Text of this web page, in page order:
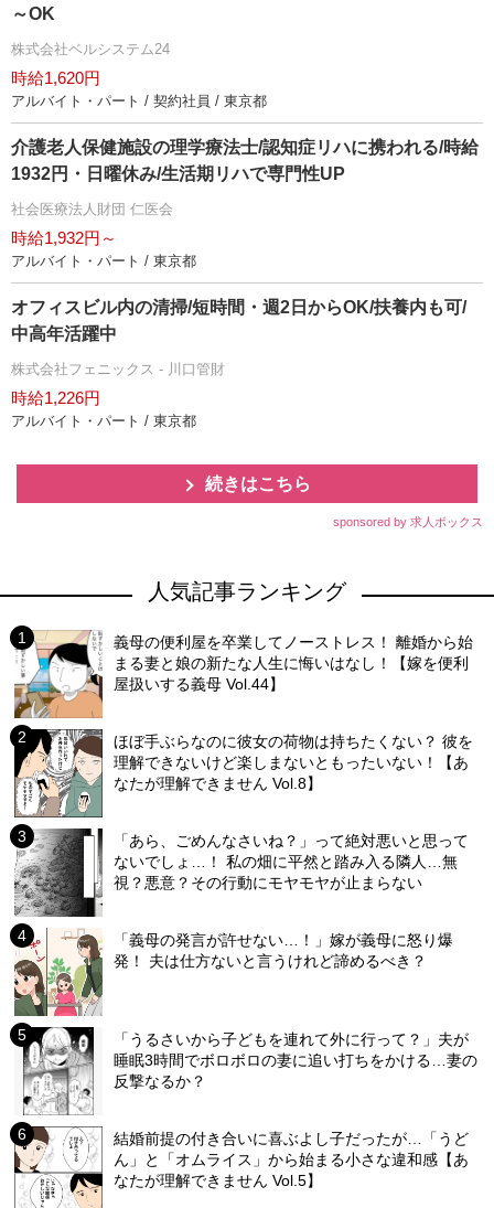
～OK
株式会社ベルシステム24
時給1,620円
アルバイト・パート / 契約社員 / 東京都
介護老人保健施設の理学療法士/認知症リハに携われる/時給
1932円・日曜休み/生活期リハで専門性UP
社会医療法人財団 仁医会
時給1,932円～
アルバイト・パート / 東京都
オフィスビル内の清掃/短時間・週2日からOK/扶養内も可/
中高年活躍中
株式会社フェニックス - 川口管財
時給1,226円
アルバイト・パート / 東京都
続きはこちら
sponsored by 求人ボックス
人気記事ランキング
義母の便利屋を卒業してノーストレス！ 離婚から始
まる妻と娘の新たな人生に悔いはなし！【嫁を便利
屋扱いする義母 Vol.44】
ほぼ手ぶらなのに彼女の荷物は持ちたくない？ 彼を
理解できないけど楽しまないともったいない！【あ
なたが理解できません Vol.8】
「あら、ごめんなさいね？」って絶対悪いと思って
ないでしょ…！ 私の畑に平然と踏み入る隣人…無
視？悪意？その行動にモヤモヤが止まらない
「義母の発言が許せない…！」嫁が義母に怒り爆
発！ 夫は仕方ないと言うけれど諦めるべき？
「うるさいから子どもを連れて外に行って？」夫が
睡眠3時間でボロボロの妻に追い打ちをかける…妻の
反撃なるか？
結婚前提の付き合いに喜ぶよし子だったが…「うど
ん」と「オムライス」から始まる小さな違和感【あ
なたが理解できません Vol.5】